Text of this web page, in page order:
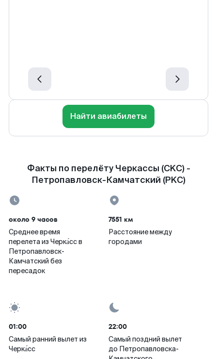
Найти авиабилеты
Факты по перелёту Черкассы (CKC) -
Петропавловск-Камчатский (PKC)
около 9 часов
Среднее время
перелета из Черка́сс в
Петропавловск-
Камчатский без
пересадок
7551 км
Расстояние между
городами
01:00
Самый ранний вылет из
Черка́сс
22:00
Самый поздний вылет
до Петропавловска-